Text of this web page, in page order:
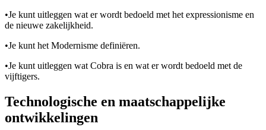
•Je kunt uitleggen wat er wordt bedoeld met het expressionisme en
de nieuwe zakelijkheid.
•Je kunt het Modernisme definiëren.
•Je kunt uitleggen wat Cobra is en wat er wordt bedoeld met de
vijftigers.
Technologische en maatschappelijke
ontwikkelingen